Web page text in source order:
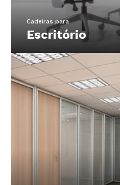
Cadeiras para
Escritório
Confira